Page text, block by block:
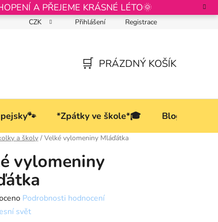
A PŘEJEME KRÁSNÉ LÉTO🌞
Podmínky ochrany osobních údajů
CZK Přihlášení Registrace
KOŠÍK
PRÁZDNÝ KOŠÍK
*Zpátky ve škole*🎓 Blog
a školy / Velké vylomeniny Mláďátka
vylomeniny
Podrobnosti hodnocení
svět